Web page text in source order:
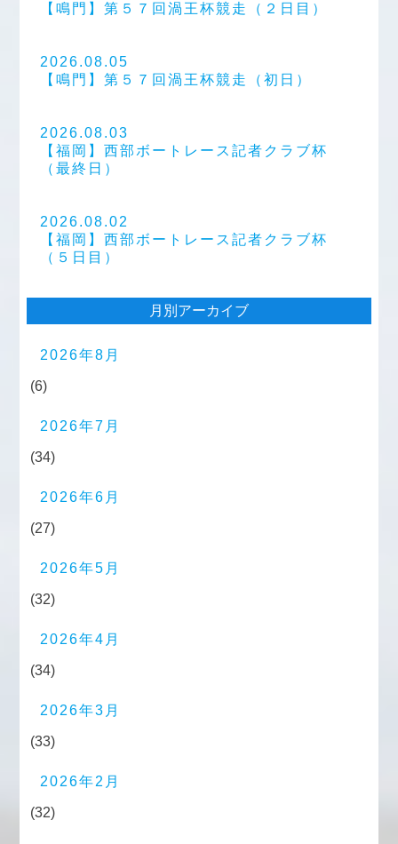
【鳴門】第５７回渦王杯競走（２日目）
2026.08.05
【鳴門】第５７回渦王杯競走（初日）
2026.08.03
【福岡】西部ボートレース記者クラブ杯
（最終日）
2026.08.02
【福岡】西部ボートレース記者クラブ杯
（５日目）
月別アーカイブ
2026年8月
(6)
2026年7月
(34)
2026年6月
(27)
2026年5月
(32)
2026年4月
(34)
2026年3月
(33)
2026年2月
(32)